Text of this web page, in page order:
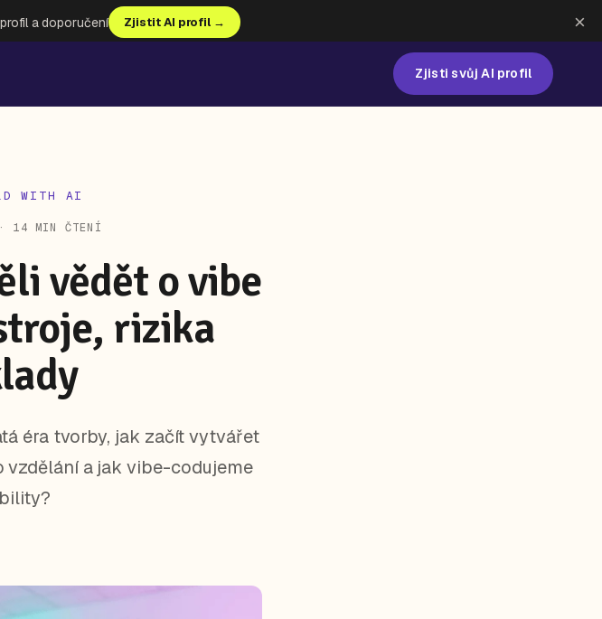
a doporučení Zjistit AI profil → ×
Zjisti svůj AI profil
WITH AI
14 MIN ČTENÍ
vědět o vibe
rizika
éra tvorby, jak začít vytvářet
a jak vibe-codujeme